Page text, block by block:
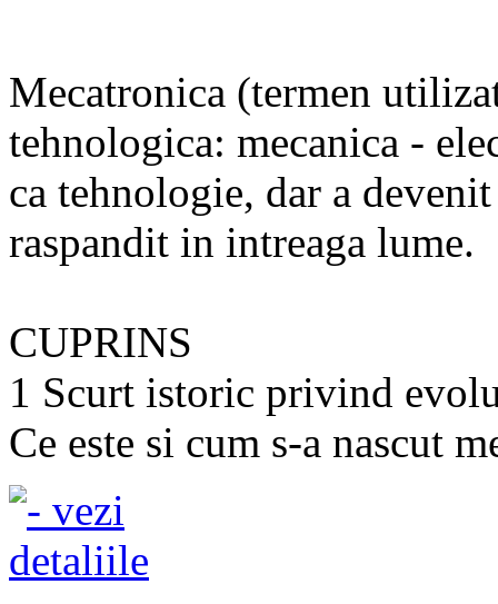
Mecatronica (termen
tehnologica: mecanica -
ca tehnologie, dar a
raspandit in intreaga lume.
CUPRINS
1 Scurt istoric privind
Ce este si cum s-a nascut